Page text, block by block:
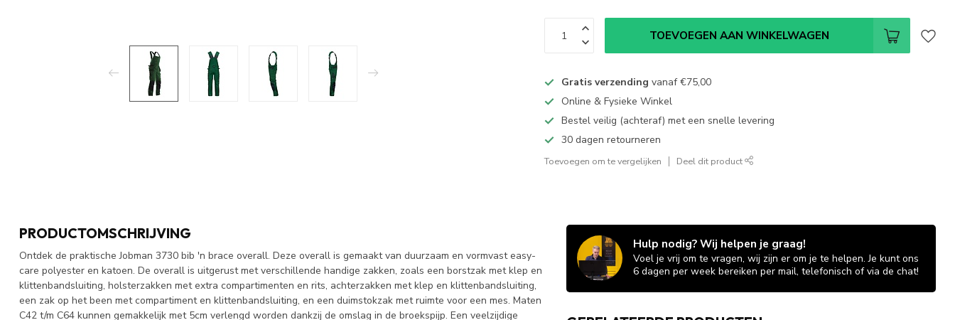
TOEVOEGEN AAN WINKELWAGEN
Gratis verzending vanaf€75,00
Online & Fysieke Winkel
Bestel veilig (achteraf) met een snelle levering
30 dagen retourneren
Toevoegen om te vergelijken Deel dit product
PRODUCTOMSCHRIJVING
Ontdek de praktische Jobman 3730 bib 'n brace overall. Deze overall is gemaakt van duurzaam en vormvast easy-
care polyester en katoen. De overall is uitgerust met verschillende handige zakken, zoals een borstzak met klep en
klittenbandsluiting, holsterzakken met extra compartimenten en rits, achterzakken met klep en klittenbandsluiting,
een zak op het been met compartiment en klittenbandsluiting, en een duimstokzak met ruimte voor een mes. Maten
C42 t/m C64 kunnen gemakkelijk met 5cm verlengd worden dankzij de omslag in de broekspijp. Een veelzijdige
Hulp nodig? Wij helpen je graag!
Voel je vrij om te vragen, wij zijn er om je te helpen. Je kunt ons
6 dagen per week bereiken per mail, telefonisch of via de chat!